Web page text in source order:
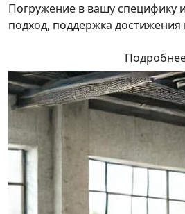
Погружение в вашу специфику
подход, поддержка достижения